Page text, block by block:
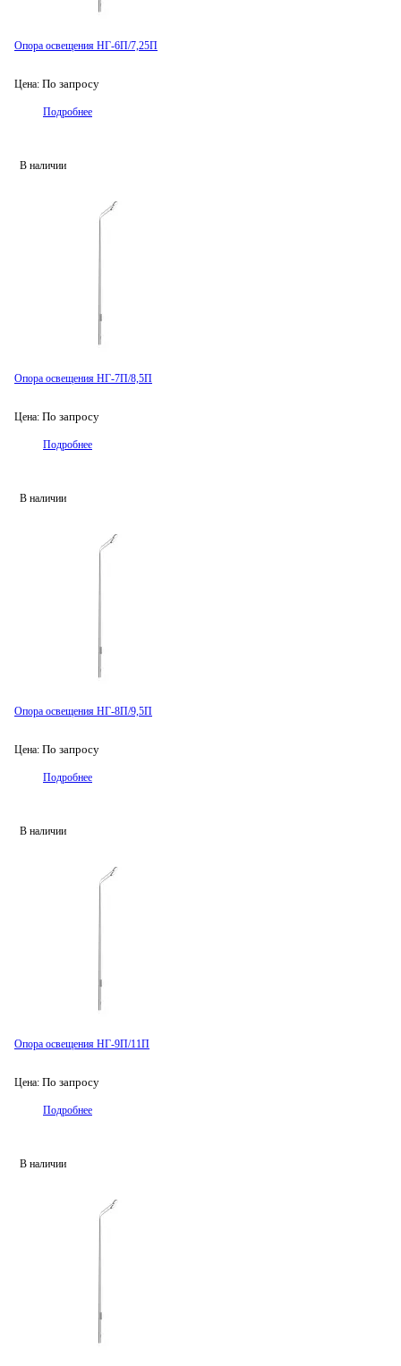
Опора освещения НГ-6П/7,25П
Цена: По запросу
Подробнее
В наличии
Опора освещения НГ-7П/8,5П
Цена: По запросу
Подробнее
В наличии
Опора освещения НГ-8П/9,5П
Цена: По запросу
Подробнее
В наличии
Опора освещения НГ-9П/11П
Цена: По запросу
Подробнее
В наличии